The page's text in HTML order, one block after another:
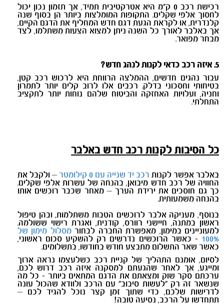
רכישת רכב 0 ק"מ היא אטרקטיבית תמיד, אך תזמון נכון יכול
לחסוך אלפי שקלים. התקופות המומלצות ביותר הן בסוף שנה
קלנדרית, או לקראת הגעת דגם חדש המחליף את הדגם הקיים,
אך באלבר לאורך כל השנה ניתן למצוא הצעות משתלמו, לצד
מבחר מפואר.
5. איזה רכב כדאי לקנות לנהג חדש
?
עבור נהגים חדשים, ההמלצה הרווחת היא לרכוש רכב קטן,
בטיחותי וחסכוני בדלק. רכבים אלו לרוב קלים יותר לתמרון
וחניה, ועלויות האחזקה והביטוח שלהם נוחות יותר לתקציב
התחלתי.
כל הסיבות לקנות רכב חדש באלבר
באלבר אפשר לקנות רכב יד שנייה עם 0 קילומטר
– ולקבל את
החוויה של רכב חדש מיבואן, בהנחה של עשרות אלפי שקלים.
כך גם חוסכים את ירידת הערך – מאחר שכבר רוכשים אותו
בהנחה משמעותית.
בנוסף, מעניקה אלבר לרוכשים הטבות משתלמות, ובהן טיפול
ראשון במתנה, חיישני רוורס, קודנית, ואגרת רישוי ששולמה.
למעוניינים במימון, מאפשרת החברה לבחורמסלול מימון של
100% - כאשר הרוכשים נדרשים רק להשקיע סכום ראשוני,
כאשר שאר התשלום מתבצע חודש בחודשו, בתשלומים.
לסיום, אומנם התהליך של קניית רכב כשלעצמו נראה ארוך
ומייגע, אך לאחר שהגעתם למסקנה איזה רכב דרוש לכם,
ערכתם סקר שוק ומצאתם את הדגם המתאים ביותר - כל מה
שנשאר זה רק "לעשות סיבוב" עם הרכב ולוודא שהכול עונה
לדרישות שלכם, כדי שתוך זמן קצר נוכל להגיד לכם –
תתחדשו על הרכב, נסיעה טובה!